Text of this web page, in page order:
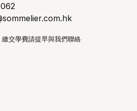
交學費請提早與我們聯絡